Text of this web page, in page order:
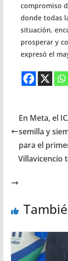
compromiso
donde todas
situación,
prosperar y
expresó el
En Meta, el
semilla y
para el
Villavicencio